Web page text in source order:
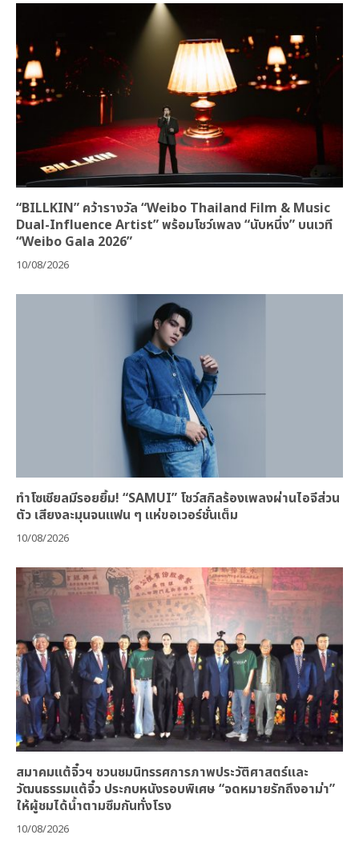
“BILLKIN” คว้ารางวัล “Weibo Thailand Film & Music
Dual-Influence Artist” พร้อมโชว์เพลง “นับหนึ่ง” บนเวที
“Weibo Gala 2026”
10/08/2026
ทำโซเชียลมีรอยยิ้ม! “SAMUI” โชว์สกิลร้องเพลงผ่านไอจีส่วน
ตัว เสียงละมุนจนแฟน ๆ แห่ขอเวอร์ชั่นเต็ม
10/08/2026
สมาคมแต้จิ๋วฯ ชวนชมนิทรรศการภาพประวัติศาสตร์และ
วัฒนธรรมแต้จิ๋ว ประกบหนังรอบพิเศษ “จดหมายรักถึงอาม่า”
ให้ผู้ชมได้น้ำตามซึมกันทั่งโรง
10/08/2026